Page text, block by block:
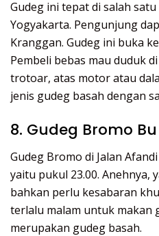
Gudeg ini tepat di salah
Yogyakarta. Pengunjung
Kranggan. Gudeg ini buka
Pembeli bebas mau duduk
trotoar, atas motor atau
jenis gudeg basah dengan
8. Gudeg Bromo
Gudeg Bromo di Jalan
yaitu pukul 23.00. Anehnya,
bahkan perlu kesabaran
terlalu malam untuk makan
merupakan gudeg basah.